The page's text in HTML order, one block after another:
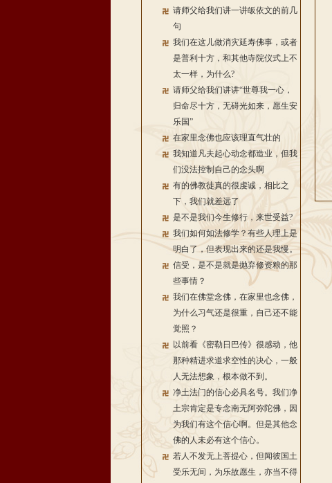
请师父给我们讲一讲皈依文的前几
句
我们在这儿做消灾延寿佛事，或者
是普利十方，和其他寺院仪式上不
太一样，为什么?
请师父给我们讲讲“世尊我一心，
归命尽十方，无碍光如来，愿生安
乐国”
在家里念佛也应该理直气壮的
我知道凡夫起心动念都造业，但我
们没法控制自己的念头啊
有的佛教徒真的很虔诚，相比之
下，我们就差远了
是不是我们今生修行，来世受益?
我们如何如法修学？有些人理上是
明白了，但表现出来的还是我慢。
信受，是不是就是抛弃修资粮的那
些事情？
我们在佛堂念佛，在家里也念佛，
为什么习气还是很重，自己还不能
觉照？
以前看《密勒日巴传》很感动，他
那种精进求道求空性的决心，一般
人无法想象，根本做不到。
净土法门的信心必具名号。我们净
土宗肯定是专念南无阿弥陀佛，因
为我们有这个信心啊。但是其他念
佛的人未必有这个信心。
若人不发无上菩提心，但闻彼国土
受乐无间，为乐故愿生，亦当不得